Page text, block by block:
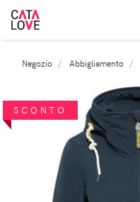
Negozio Abbigliamento
SCONTO